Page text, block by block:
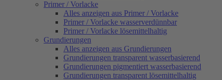
Primer / Vorlacke
Alles anzeigen aus Primer / Vorlacke
Primer / Vorlacke wasserverdünnbar
Primer / Vorlacke lösemittelhaltig
Grundierungen
Alles anzeigen aus Grundierungen
Grundierungen transparent wasserbasierend
Grundierungen pigmentiert wasserbasierend
Grundierungen transparent lösemittelhaltig